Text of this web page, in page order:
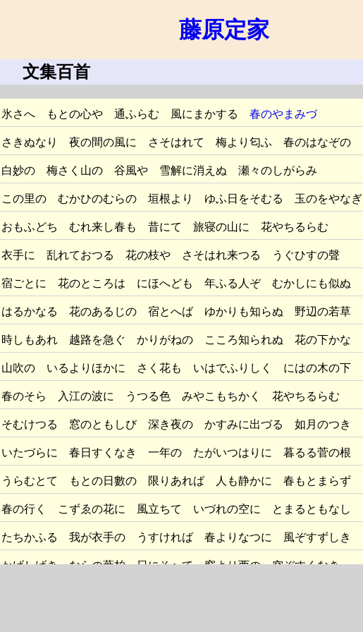
藤原定家
文集百首
氷さへ もとの心や 通ふらむ 風にまかする 春のやまみづ
さきぬなり 夜の間の風に さそはれて 梅より匂ふ 春のはなぞの
白妙の 梅さく山の 谷風や 雪解に消えぬ 瀬々のしがらみ
この里の むかひのむらの 垣根より ゆふ日をそむる 玉のをやなぎ
おもふどち むれ来し春も 昔にて 旅寝の山に 花やちるらむ
衣手に 乱れておつる 花の枝や さそはれ来つる うぐひすの聲
宿ごとに 花のところは にほへども 年ふる人ぞ むかしにも似ぬ
はるかなる 花のあるじの 宿とへば ゆかりも知らぬ 野辺の若草
時しもあれ 越路を急ぐ かりがねの こころ知られぬ 花の下かな
山吹の いるよりほかに さく花も いはでふりしく にはの木の下
春のそら 入江の波に うつる色 みやこもちかく 花やちるらむ
そむけつる 窓のともしび 深き夜の かすみに出づる 如月のつき
いたづらに 春日すくなき 一年の たがいつはりに 暮るる菅の根
うらむとて もとの日數の 限りあれば 人も静かに 春もとまらず
春の行く こずゑの花に 風立ちて いづれの空に とまるともなし
たちかふる 我が衣手の うすければ 春よりなつに 風ぞすずしき
かげしげき ならの葉柏 日にそへて 窓より西の 空ぞすくなき